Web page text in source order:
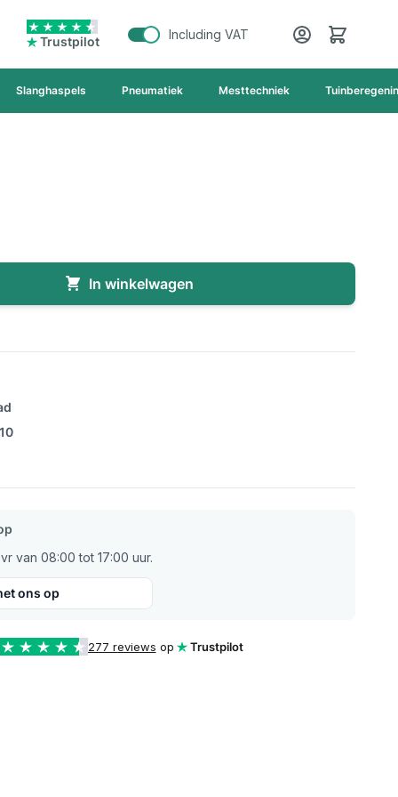
Trustpilot
Including VAT Cart
Slanghaspels Pneumatiek Mesttechniek
In winkelwagen
van 08:00 tot 17:00 uur.
ons op
277 reviews op Trustpilot